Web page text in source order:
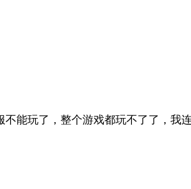
能玩了，整个游戏都玩不了了，我